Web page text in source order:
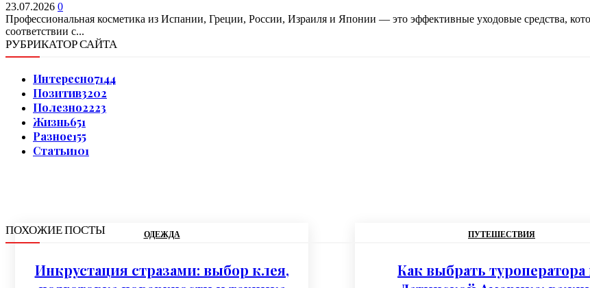
23.07.2026 0
Профессиональная косметика из Испании, Греции, России, Израиля и Японии — это эффективные уходовые средства,
соответствии с...
РУБРИКАТОР САЙТА
Интересно7144
Позитив3202
Полезно2223
Жизнь651
Разное155
Статьи101
ПОХОЖИЕ ПОСТЫ ОДЕЖДА
Инкрустация стразами: выбор клея,
ПУТЕШЕСТВИЯ
Как выбрать туроператора